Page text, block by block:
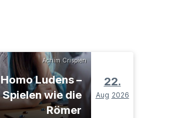
Achim Crispien
Homo Ludens –
Spielen wie die
Römer
22.
Aug 2026